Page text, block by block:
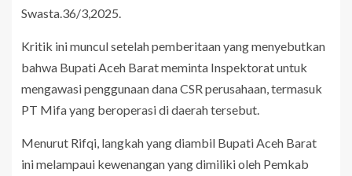
Swasta.36/3,2025.
Kritik ini muncul setelah pemberitaan yang menyebutkan
bahwa Bupati Aceh Barat meminta Inspektorat untuk
mengawasi penggunaan dana CSR perusahaan, termasuk
PT Mifa yang beroperasi di daerah tersebut.
Menurut Rifqi, langkah yang diambil Bupati Aceh Barat
ini melampaui kewenangan yang dimiliki oleh Pemkab